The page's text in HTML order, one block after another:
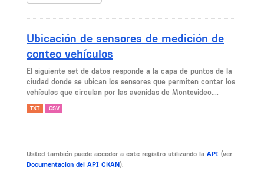
Ubicación de sensores de medición de
conteo vehículos
El siguiente set de datos responde a la capa de puntos de la
ciudad donde se ubican los sensores que permiten contar los
vehículos que circulan por las avenidas de Montevideo....
TXT CSV
Usted también puede acceder a este registro utilizando la API (ver
Documentacion del API CKAN).